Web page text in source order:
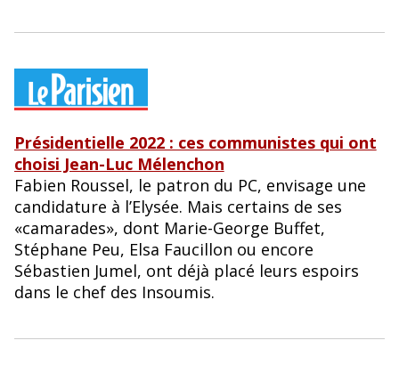
Présidentielle 2022 : ces communistes qui ont
choisi Jean-Luc Mélenchon
Fabien Roussel, le patron du PC, envisage une
candidature à l’Elysée. Mais certains de ses
«camarades», dont Marie-George Buffet,
Stéphane Peu, Elsa Faucillon ou encore
Sébastien Jumel, ont déjà placé leurs espoirs
dans le chef des Insoumis.